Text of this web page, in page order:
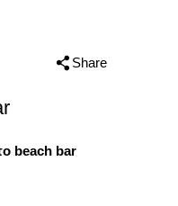
Share
beach bar